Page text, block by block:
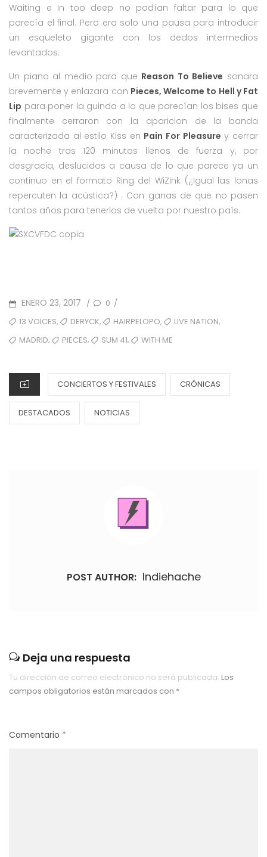
Waiting e In too deep no podían faltar para lo que
parecía el final. Pero era solo una pausa para introducir
un esqueleto gigante con los dedos intermedios
levantados.
Un piano al medio para que Reason To Believe sonara
brevemente y enlazara con Pieces, Welcome to Hell y Fat
Lip para poner la guinda a lo que parecían los bises que
finalmente cerraron con la aparicion de la banda
caracterizada al estilo Kiss en Pain For Pleasure y cerrar
la noche tras 120 minutos llenos de fuerza y, por
desgracia, deslucidos a causa de lo que parece ya un
continuo en el formato Ring del WiZink (¿Igual las lonas
repercuten la acústica?) . Con ganas de que no pasen
tantos años para tenerlos de vuelta por nuestro país.
POSTED
ON
ENERO 23, 2017 / 0 /
TAGS13 VOICES, DERYCK, HAIRPELOPO, LIVE NATION,
MADRID, PIECES, SUM 41, WITH ME
CATEGORIES
CONCIERTOS Y FESTIVALES CRÓNICAS
DESTACADOS NOTICIAS
POST AUTHOR: Indiehache
Deja una respuesta
Tu dirección de correo electrónico no será publicada. Los
campos obligatorios están marcados con *
Comentario *